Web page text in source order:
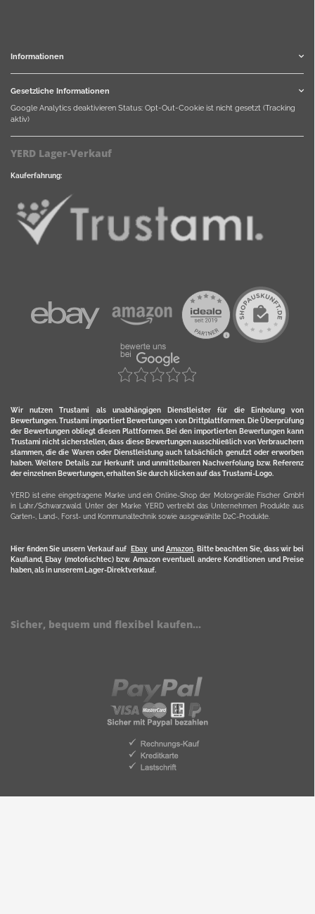
Informationen
Gesetzliche Informationen
Google Analytics deaktivieren Status: Opt-Out-Cookie ist nicht gesetzt (Tracking
aktiv)
YERD Lager-Verkauf
Kauferfahrung:
Wir nutzen Trustami als unabhängigen Dienstleister für die Einholung von
Bewertungen. Trustami importiert Bewertungen von Drittplattformen. Die Überprüfung
der Bewertungen obliegt diesen Plattformen. Bei den importierten Bewertungen kann
Trustami nicht sicherstellen, dass diese Bewertungen ausschließlich von Verbrauchern
stammen, die die Waren oder Dienstleistung auch tatsächlich genutzt oder erworben
haben. Weitere Details zur Herkunft und unmittelbaren Nachverfolung bzw. Referenz
der einzelnen Bewertungen, erhalten Sie durch klicken auf das Trustami-Logo.
YERD ist eine eingetragene Marke und ein Online-Shop der Motorgeräte Fischer GmbH
in Lahr/Schwarzwald. Unter der Marke YERD vertreibt das Unternehmen Produkte aus
Garten-, Land-, Forst- und Kommunaltechnik sowie ausgewählte D2C-Produkte.
Hier finden Sie unsern Verkauf auf Ebayund Amazon. Bitte beachten Sie, dass wir bei
Kaufland, Ebay (motofischtec) bzw. Amazon eventuell andere Konditionen und Preise
haben, als in unserem Lager-Direktverkauf.
Sicher, bequem und flexibel kaufen...